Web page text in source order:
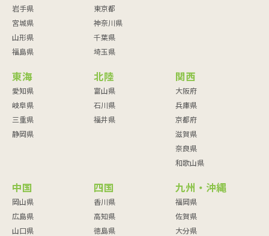
岩手県
宮城県
山形県
福島県
東京都
神奈川県
千葉県
埼玉県
東海
愛知県
岐阜県
三重県
静岡県
北陸
富山県
石川県
福井県
関西
大阪府
兵庫県
京都府
滋賀県
奈良県
和歌山県
中国
岡山県
広島県
山口県
四国
香川県
高知県
徳島県
九州・沖縄
福岡県
佐賀県
大分県